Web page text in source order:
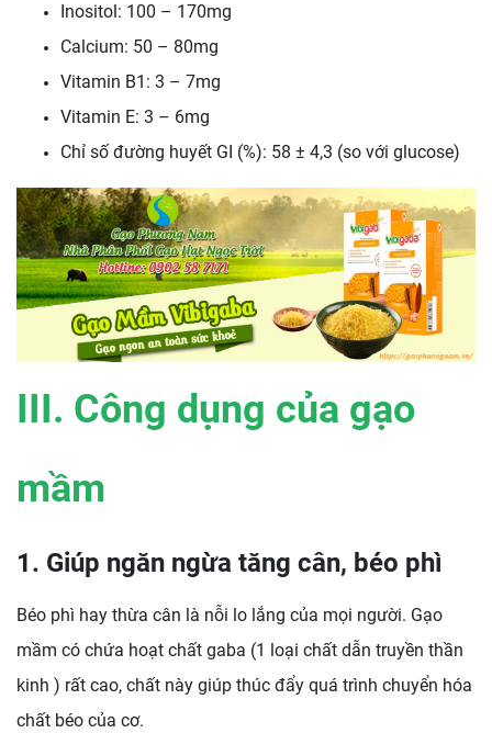
Inositol: 100 – 170mg
Calcium: 50 – 80mg
Vitamin B1: 3 – 7mg
Vitamin E: 3 – 6mg
Chỉ số đường huyết GI (%): 58 ± 4,3 (so với glucose)
III. Công dụng của gạo
mầm
1. Giúp ngăn ngừa tăng cân, béo phì
Béo phì hay thừa cân là nỗi lo lắng của mọi người. Gạo
mầm có chứa hoạt chất gaba (1 loại chất dẫn truyền thần
kinh ) rất cao, chất này giúp thúc đẩy quá trình chuyển hóa
chất béo của cơ.